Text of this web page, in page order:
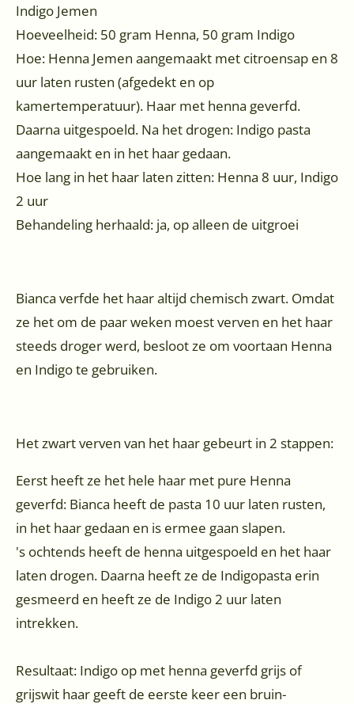
Indigo Jemen
Hoeveelheid: 50 gram Henna, 50 gram Indigo
Hoe: Henna Jemen aangemaakt met citroensap en 8
uur laten rusten (afgedekt en op
kamertemperatuur). Haar met henna geverfd.
Daarna uitgespoeld. Na het drogen: Indigo pasta
aangemaakt en in het haar gedaan.
Hoe lang in het haar laten zitten: Henna 8 uur, Indigo
2 uur
Behandeling herhaald: ja, op alleen de uitgroei
Bianca verfde het haar altijd chemisch zwart. Omdat
ze het om de paar weken moest verven en het haar
steeds droger werd, besloot ze om voortaan Henna
en Indigo te gebruiken.
Het zwart verven van het haar gebeurt in 2 stappen:
Eerst heeft ze het hele haar met pure Henna
geverfd: Bianca heeft de pasta 10 uur laten rusten,
in het haar gedaan en is ermee gaan slapen.
's ochtends heeft de henna uitgespoeld en het haar
laten drogen. Daarna heeft ze de Indigopasta erin
gesmeerd en heeft ze de Indigo 2 uur laten
intrekken.
Resultaat: Indigo op met henna geverfd grijs of
grijswit haar geeft de eerste keer een bruin-